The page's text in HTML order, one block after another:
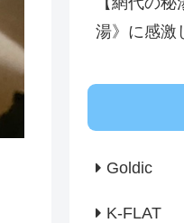
湯》に感激
Goldic
K-FLAT